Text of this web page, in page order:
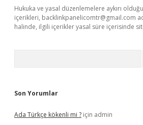
Hukuka ve yasal düzenlemelere aykırı
içerikleri, backlinkpanelicomtr@gmail.com
halinde, ilgili içerikler yasal süre içerisinde
Son Yorumlar
Ada Türkçe kökenli mi ? için admin